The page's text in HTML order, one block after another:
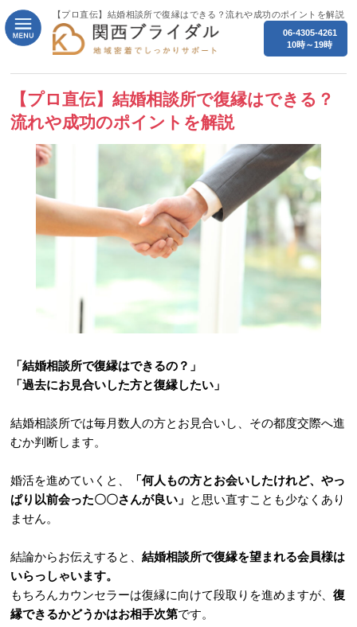
【プロ直伝】結婚相談所で復縁はできる？流れや成功のポイントを解説
06-4305-4261
10時～19時
【プロ直伝】結婚相談所で復縁はできる？
流れや成功のポイントを解説
「結婚相談所で復縁はできるの？」
「過去にお見合いした方と復縁したい」
結婚相談所では毎月数人の方とお見合いし、その都度交際へ進
むか判断します。
婚活を進めていくと、
「何人もの方とお会いしたけれど、やっ
ぱり以前会った〇〇さんが良い」 と思い直すことも少なくあり
ません。
結論からお伝えすると、結婚相談所で復縁を望まれる会員様は
いらっしゃいます。
もちろんカウンセラーは復縁に向けて段取りを進めますが、復
縁できるかどうかはお相手次第です。